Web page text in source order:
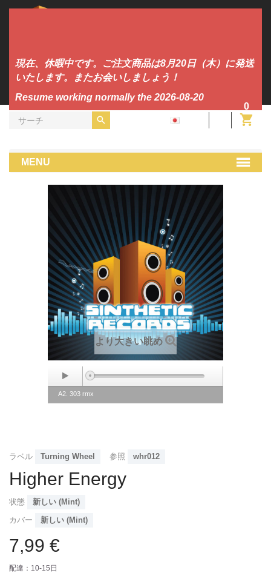
現在、休暇中です。ご注文商品は8月20日（木）に発送
いたします。またお会いしましょう！
Resume working normally the 2026-08-20
0
MENUビニール
より大きい眺め
A2. 303 rmx
ラベル Turning Wheel 参照 whr012
Higher Energy
状態
新しい (Mint)
カバー
新しい (Mint)
7,99 €
配達：10-15日